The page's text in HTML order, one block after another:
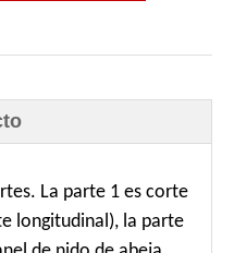
La parte 1 es corte
longitudinal), la parte